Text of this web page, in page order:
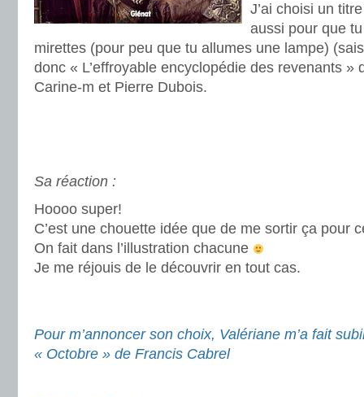
J’ai choisi un
aussi pour que
mirettes (pour peu que tu allumes une lampe)
donc « L’effroyable encyclopédie des revenants »
Carine-m et Pierre Dubois.
Sa réaction :
Hoooo super!
C’est une chouette idée que de me sortir ça pour
On fait dans l’illustration chacune
Je me réjouis de le découvrir en tout cas.
Pour m’annoncer son choix, Valériane m’a fait
« Octobre » de Francis Cabrel